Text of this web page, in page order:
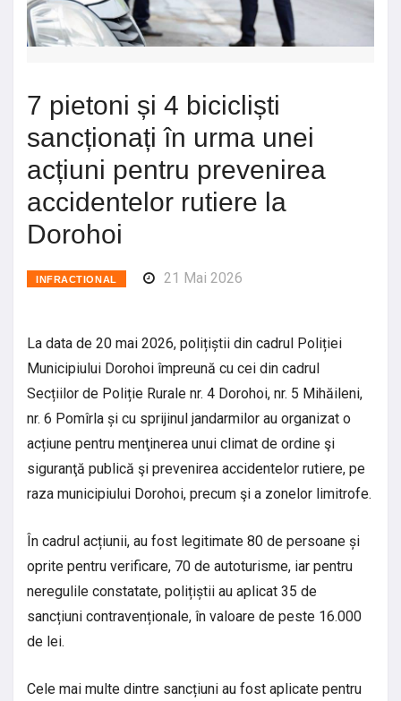
7 pietoni și 4 bicicliști
sancționați în urma unei
acțiuni pentru prevenirea
accidentelor rutiere la
Dorohoi
INFRACTIONAL 21 Mai 2026
La data de 20 mai 2026, polițiștii din cadrul Poliției
Municipiului Dorohoi împreună cu cei din cadrul
Secțiilor de Poliție Rurale nr. 4 Dorohoi, nr. 5 Mihăileni,
nr. 6 Pomîrla și cu sprijinul jandarmilor au organizat o
acțiune pentru menţinerea unui climat de ordine şi
siguranţă publică şi prevenirea accidentelor rutiere, pe
raza municipiului Dorohoi, precum şi a zonelor limitrofe.
În cadrul acțiunii, au fost legitimate 80 de persoane și
oprite pentru verificare, 70 de autoturisme, iar pentru
neregulile constatate, polițiștii au aplicat 35 de
sancțiuni contravenționale, în valoare de peste 16.000
de lei.
Cele mai multe dintre sancțiuni au fost aplicate pentru